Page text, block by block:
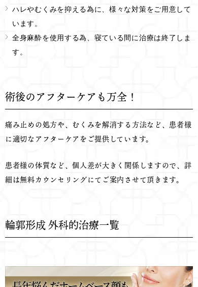
ハレやむくみを抑える為に、様々な対策をご用意して
います。
全身麻酔を使用する為、寝ている間に治療は終了しま
す。
術後のアフターケアも万全！
痛み止めの処方や、むくみを解消する方法など、患者様
に適切なアフターケアをご提供しています。
患者様の体質など、個人差が大きく関係しますので、詳
細は無料カウンセリングにてご案内させて頂きます。
輪郭形成 外科的治療一覧